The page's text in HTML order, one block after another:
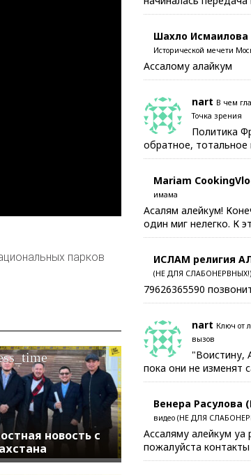
парков
новость с
Шахло Исмаилова
Исторической мечети
Ассалому алайкум
nart В чем
Точка зрения
Политика
обратное,
Mariam
имама
Асалям алейкум!
один миг нелегко. К
ИСЛАМ религия
(НЕ ДЛЯ СЛАБОНЕРВНЫХ!)
79626365590
nart Ключ от
вызов
"Воистину,
пока они не изменят
Венера Расулова
видео (НЕ ДЛЯ
Ассаляму алейкум уа
пожалуйста